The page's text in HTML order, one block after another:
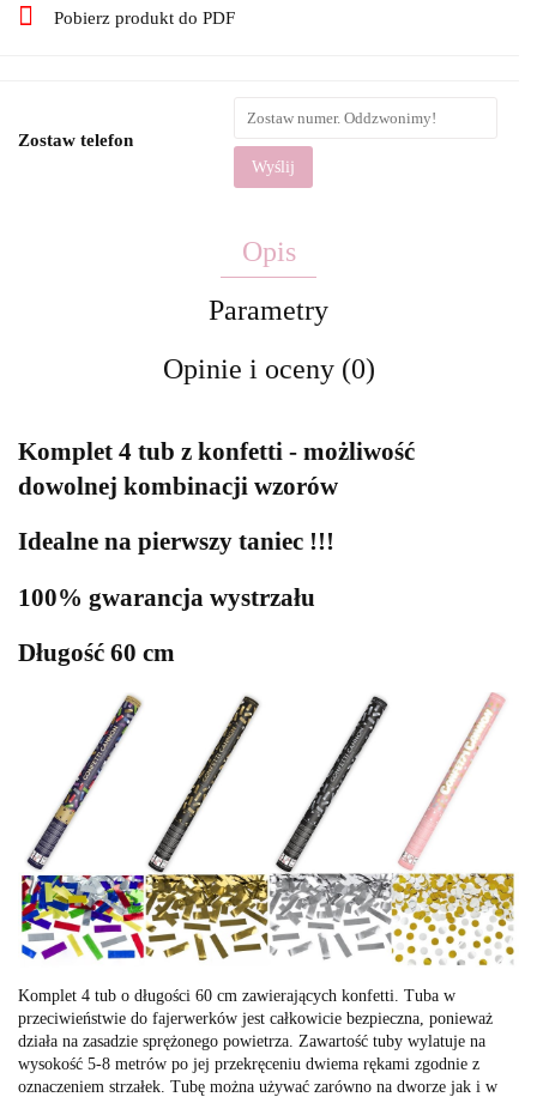
Pobierz produkt do PDF
Zostaw telefon
Wyślij
Opis
Parametry
Opinie i oceny (0)
Komplet 4 tub z konfetti - możliwość
dowolnej kombinacji wzorów
Idealne na pierwszy taniec !!!
100% gwarancja wystrzału
Długość 60 cm
Komplet 4 tub o długości 60 cm zawierających konfetti. Tuba w
przeciwieństwie do fajerwerków jest całkowicie bezpieczna, ponieważ
działa na zasadzie sprężonego powietrza. Zawartość tuby wylatuje na
wysokość 5-8 metrów po jej przekręceniu dwiema rękami zgodnie z
oznaczeniem strzałek. Tubę można używać zarówno na dworze jak i w